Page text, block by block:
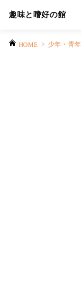
趣味と嗜好の館
HOME > 少年・青